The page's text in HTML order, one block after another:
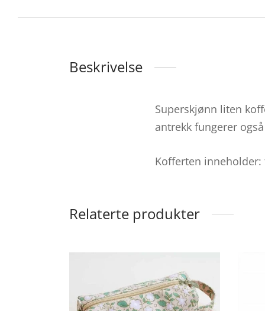
Beskrivelse
Superskjønn liten
antrekk fungerer
Kofferten inneholder:
Relaterte produkter